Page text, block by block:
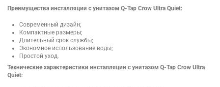
Преимущества инсталляции с унитазом Q-Tap Crow Ultra Quiet:
Современный дизайн;
Компактные размеры;
Длительный срок службы;
Экономное использование воды;
Простой уход.
Технические характеристики инсталляции с унитазом Q-Tap Crow Ultra
Quiet: